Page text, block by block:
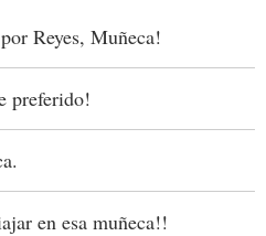
Reyes, Muñeca!
preferido!
en esa muñeca!!